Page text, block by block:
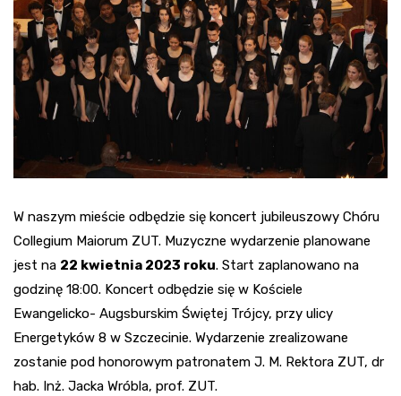
W naszym mieście odbędzie się koncert jubileuszowy Chóru
Collegium Maiorum ZUT. Muzyczne wydarzenie planowane
jest na 22 kwietnia 2023 roku. Start zaplanowano na
godzinę 18:00. Koncert odbędzie się w Kościele
Ewangelicko- Augsburskim Świętej Trójcy, przy ulicy
Energetyków 8 w Szczecinie. Wydarzenie zrealizowane
zostanie pod honorowym patronatem J. M. Rektora ZUT, dr
hab. Inż. Jacka Wróbla, prof. ZUT.